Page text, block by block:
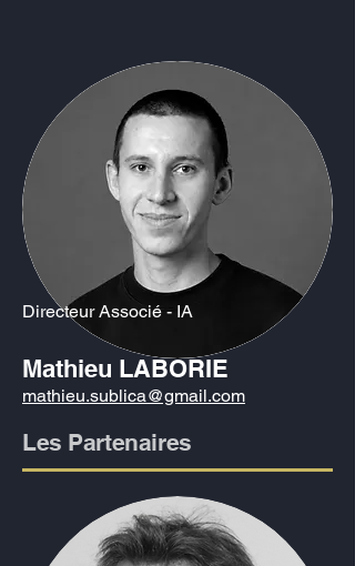
Directeur Associé - IA
Mathieu LABORIE
mathieu.sublica@gmail.com
Les Partenaires